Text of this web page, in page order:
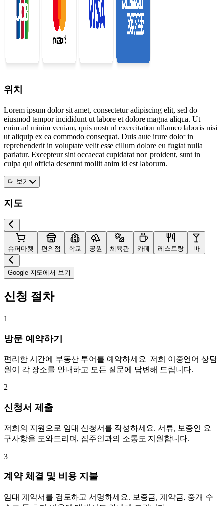
위치
Lorem ipsum dolor sit amet, consectetur adipiscing elit, sed do
eiusmod tempor incididunt ut labore et dolore magna aliqua. Ut
enim ad minim veniam, quis nostrud exercitation ullamco laboris nisi
ut aliquip ex ea commodo consequat. Duis aute irure dolor in
reprehenderit in voluptate velit esse cillum dolore eu fugiat nulla
pariatur. Excepteur sint occaecat cupidatat non proident, sunt in
culpa qui officia deserunt mollit anim id est laborum.
더 보기
지도
슈퍼마켓 편의점 학교 공원 체육관 카페 레스토랑 바
Google 지도에서 보기
신청 절차
1
방문 예약하기
편리한 시간에 부동산 투어를 예약하세요. 저희 이중언어 상담
원이 각 장소를 안내하고 모든 질문에 답변해 드립니다.
2
신청서 제출
저희의 지원으로 임대 신청서를 작성하세요. 서류, 보증인 요
구사항을 도와드리며, 집주인과의 소통도 지원합니다.
3
계약 체결 및 비용 지불
임대 계약서를 검토하고 서명하세요. 보증금, 계약금, 중개 수